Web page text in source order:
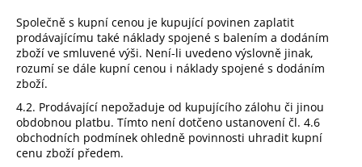
Společně s kupní cenou je kupující povinen zaplatit
prodávajícímu také náklady spojené s balením a dodáním
zboží ve smluvené výši. Není-li uvedeno výslovně jinak,
rozumí se dále kupní cenou i náklady spojené s dodáním
zboží.
4.2. Prodávající nepožaduje od kupujícího zálohu či jinou
obdobnou platbu. Tímto není dotčeno ustanovení čl. 4.6
obchodních podmínek ohledně povinnosti uhradit kupní
cenu zboží předem.